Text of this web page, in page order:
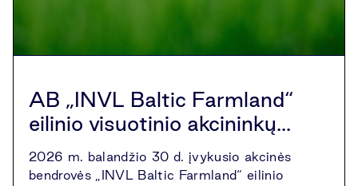
AB „INVL Baltic Farmland“
eilinio visuotinio akcininkų...
2026 m. balandžio 30 d. įvykusio akcinės
bendrovės „INVL Baltic Farmland“ eilinio